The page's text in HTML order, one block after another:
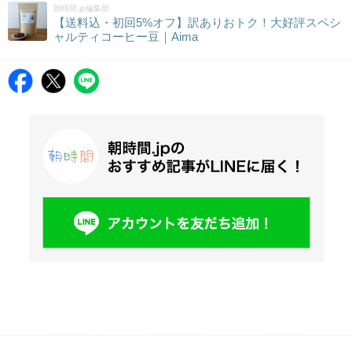
朝時間.jp編集部
【送料込・初回5%オフ】訳ありおトク！大好評スペシ
ャルティコーヒー豆｜Aima